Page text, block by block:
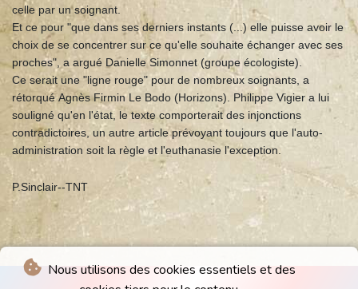
Nous utilisons des cookies essentiels et des
celle par un soignant.
Et ce pour "que dans ses derniers instants (...) elle puisse avoir le
choix de se concentrer sur ce qu'elle souhaite échanger avec ses
proches", a argué Danielle Simonnet (groupe écologiste).
Ce serait une "ligne rouge" pour de nombreux soignants, a
rétorqué Agnès Firmin Le Bodo (Horizons). Philippe Vigier a lui
souligné qu'en l'état, le texte comporterait des injonctions
contradictoires, un autre article prévoyant toujours que l'auto-
administration soit la règle et l'euthanasie l'exception.
P.Sinclair--TNT